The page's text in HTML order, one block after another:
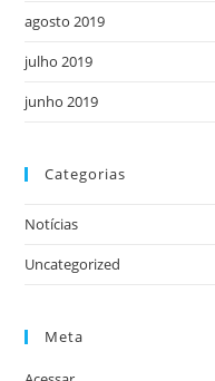
agosto 2019
julho 2019
junho 2019
Categorias
Notícias
Uncategorized
Meta